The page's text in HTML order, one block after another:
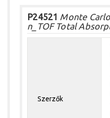
P24521 Monte
n_TOF Total
Szerzők